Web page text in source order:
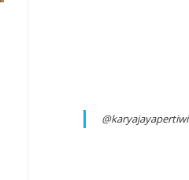
@karyajayapertiwi